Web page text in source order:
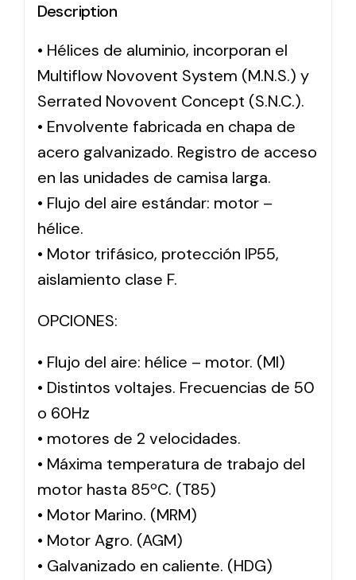
Description
• Hélices de aluminio, incorporan el
Multiflow Novovent System (M.N.S.) y
Serrated Novovent Concept (S.N.C.).
• Envolvente fabricada en chapa de
acero galvanizado. Registro de acceso
en las unidades de camisa larga.
• Flujo del aire estándar: motor –
hélice.
• Motor trifásico, protección IP55,
aislamiento clase F.
OPCIONES:
• Flujo del aire: hélice – motor. (MI)
• Distintos voltajes. Frecuencias de 50
o 60Hz
• motores de 2 velocidades.
• Máxima temperatura de trabajo del
motor hasta 85ºC. (T85)
• Motor Marino. (MRM)
• Motor Agro. (AGM)
• Galvanizado en caliente. (HDG)